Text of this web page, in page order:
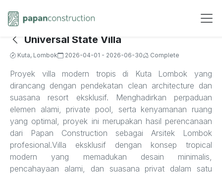
Universal State Villa
Kuta, Lombok 2026-04-01 - 2026-06-30 Complete
Proyek villa modern tropis di Kuta Lombok yang
dirancang dengan pendekatan clean architecture dan
suasana resort eksklusif. Menghadirkan perpaduan
elemen alami, private pool, serta kenyamanan ruang
yang optimal, proyek ini merupakan hasil perencanaan
dari Papan Construction sebagai Arsitek Lombok
profesional.Villa eksklusif dengan konsep tropical
modern yang memadukan desain minimalis,
pencahayaan alami, dan suasana privat dalam satu